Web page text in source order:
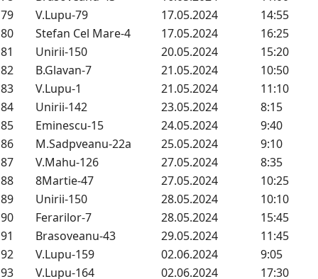
79
V.Lupu-79 17.05.2024
14:55
80
Stefan Cel Mare-4 17.05.2024
16:25
81
Unirii-150 20.05.2024
15:20
82
B.Glavan-7 21.05.2024
10:50
83
V.Lupu-1 21.05.2024
11:10
84
Unirii-142 23.05.2024
8:15
85
Eminescu-15 24.05.2024
9:40
86
M.Sadpveanu-22a 25.05.2024
9:10
87
V.Mahu-126 27.05.2024
8:35
88
8Martie-47 27.05.2024
10:25
89
Unirii-150 28.05.2024
10:10
90
Ferarilor-7 28.05.2024
15:45
91
Brasoveanu-43 29.05.2024
11:45
92
V.Lupu-159 02.06.2024
9:05
93
V.Lupu-164 02.06.2024
17:30